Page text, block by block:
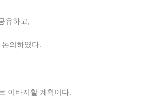
유하고,
의하였다.
이바지할 계획이다.